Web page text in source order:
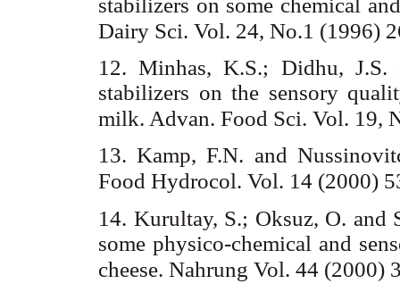
stabilizers on some chemical
Dairy Sci. Vol. 24, No.1 (1996)
12. Minhas, K.S.; Didhu,
stabilizers on the sensory
milk. Advan. Food Sci. Vol. 19,
13. Kamp, F.N. and
Food Hydrocol. Vol. 14 (2000)
14. Kurultay, S.; Oksuz, O.
some physico-chemical and
cheese. Nahrung Vol. 44 (2000)